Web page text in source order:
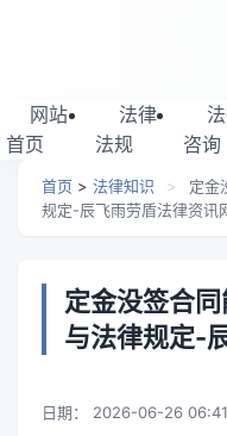
网站
首页
法律
法规
咨询
首页 > 法律知识 >
定金
规定-辰飞雨劳盾法律资讯
定金没签合
与法律规定-
日期： 2026-06-26 06:41